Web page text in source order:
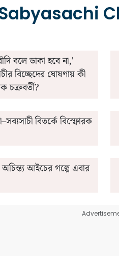
বলে ডাকা হবে না,'
বিচ্ছেদের ঘোষণায় কী
চক্রবর্তী?
বিতর্কে বিস্ফোরক
আইচের গল্পে এবার